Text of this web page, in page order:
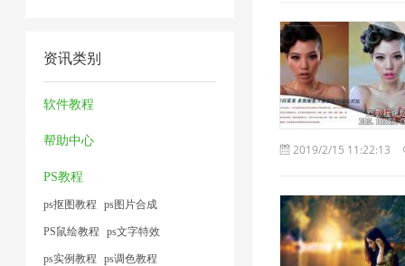
缩
2
1
1
1
片
1
缩
资讯类别
软件教程
帮助中心
PS教程
ps抠图教程 ps图片合成
PS鼠绘教程 ps文字特效
ps实例教程 ps调色教程
2019/2/15 11:22:13